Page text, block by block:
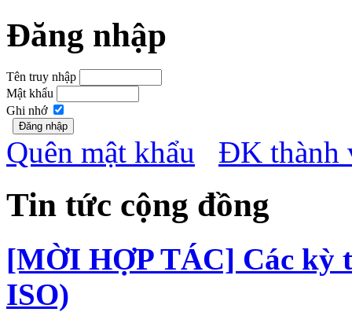
Đăng nhập
Tên truy nhập
Mật khẩu
Ghi nhớ
Quên mật khẩu ĐK thành
Tin tức cộng đồng
[MỜI HỢP TÁC] Các kỳ
ISO)